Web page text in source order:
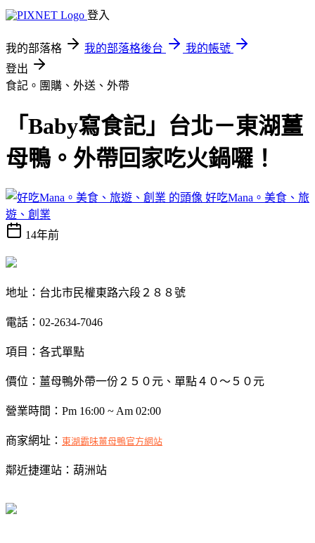
登入
我的部落格 我的部落格後台
我的帳號
登出
食記。團購、外送、外帶
「Baby寫食記」台北－東湖薑
母鴨。外帶回家吃火鍋囉！
好吃Mana。美食、旅
遊、創業
14年前
地址：台北市民權東路六段２８８號
電話：02-2634-7046
項目：各式單點
價位：薑母鴨外帶一份２５０元、單點４０～５０元
營業時間：Pm 16:00 ~ Am 02:00
商家網址： 東湖霸味薑母鴨官方網站
鄰近捷運站：葫洲站